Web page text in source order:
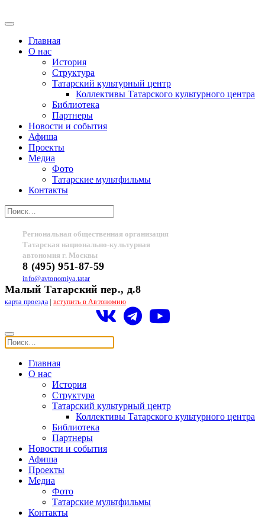
Главная
О нас
История
Структура
Татарский культурный центр
Коллективы Татарского культурного центра
Библиотека
Партнеры
Новости и события
Афиша
Проекты
Медиа
Фото
Татарские мультфильмы
Контакты
Региональная общественная организация
Татарская национально-культурная
автономия г. Москвы
8 (495) 951-87-59
info@avtonomiya.tatar
Малый Татарский пер., д.8
карта проезда| вступить в Автономию
Главная
О нас
История
Структура
Татарский культурный центр
Коллективы Татарского культурного центра
Библиотека
Партнеры
Новости и события
Афиша
Проекты
Медиа
Фото
Татарские мультфильмы
Контакты